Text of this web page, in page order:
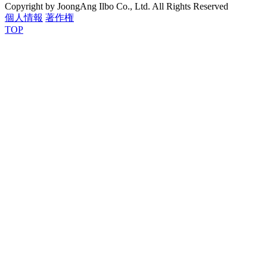
Copyright by JoongAng Ilbo Co., Ltd. All Rights Reserved
個人情報 著作権
TOP